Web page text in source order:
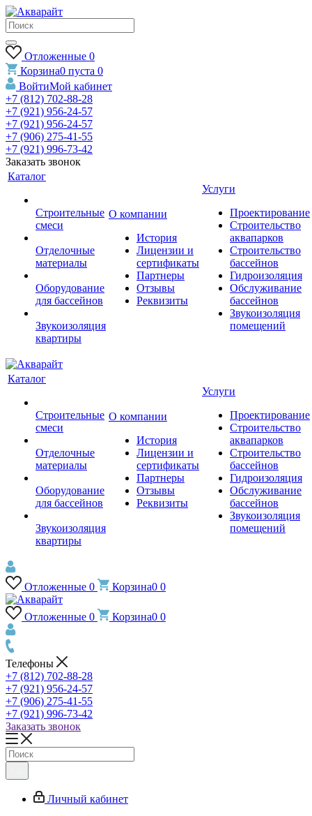
Отложенные 0
Корзина0 пуста 0
ВойтиМой кабинет
+7 (812) 702-88-28
+7 (921) 956-24-57
+7 (921) 956-24-57
+7 (906) 275-41-55
+7 (921) 996-73-42
Заказать звонок
Каталог
Строительные
смеси
Отделочные
материалы
Оборудование
для бассейнов
Звукоизоляция
квартиры
О компании
История
Лицензии и
сертификаты
Партнеры
Отзывы
Реквизиты
Услуги
Проектирование
Строительство
аквапарков
Строительство
бассейнов
Гидроизоляция
Обслуживание
бассейнов
Звукоизоляция
помещений
Каталог
Строительные
смеси
Отделочные
материалы
Оборудование
для бассейнов
Звукоизоляция
квартиры
О компании
История
Лицензии и
сертификаты
Партнеры
Отзывы
Реквизиты
Услуги
Проектирование
Строительство
аквапарков
Строительство
бассейнов
Гидроизоляция
Обслуживание
бассейнов
Звукоизоляция
помещений
Отложенные 0 Корзина0 0
Отложенные 0 Корзина0 0
Телефоны
+7 (812) 702-88-28
+7 (921) 956-24-57
+7 (906) 275-41-55
+7 (921) 996-73-42
Заказать звонок
Личный кабинет